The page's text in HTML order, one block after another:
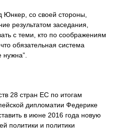
со своей стороны,
результатом заседания,
с теми, кто по соображениям
обязательная система
28 стран ЕС по итогам
дипломатии Федерике
в июне 2016 года новую
политики и политики